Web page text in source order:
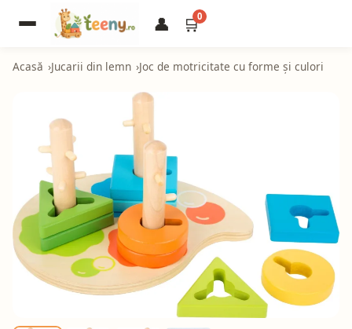
👤 🛒0
Acasă Jucarii din lemn Joc de motricitate cu forme și culori